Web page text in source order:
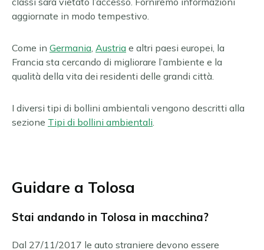
aggiornate in modo tempestivo.
Come in Germania Austria e altri paesi europei, la
Francia sta cercando di migliorare l’ambiente e la
qualità della vita dei residenti delle grandi città.
I diversi tipi di bollini ambientali vengono descritti alla
sezione Tipi di bollini ambientali
Guidare a Tolosa
Stai andando in Tolosa in macchina?
Dal 27/11/2017 le auto straniere devono essere